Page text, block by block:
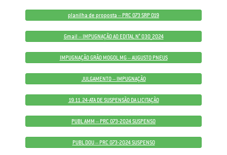
planilha de proposta – PRC 073 SRP 019
Gmail – IMPUGNAÇÃO AO EDITAL N° 030_2024
IMPUGNAÇÃO GRÃO MOGOL MG – AUGUSTO PNEUS
JULGAMENTO – IMPUGNAÇÃO
19.11.24-ATA DE SUSPENSÃO DA LICITAÇÃO
PUBL AMM – PRC 073-2024 SUSPENSO
PUBL DOU – PRC 073-2024 SUSPENSO